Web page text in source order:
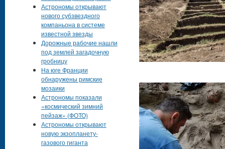
Астрономы открывают
нового субзвездного
компаньона в системе
известной звезды
Дорожные рабочие нашли
под землей загадочную
гробницу
На юге Франции
обнаружены римские
мозаики
Астрономы показали
«космический зимний
пейзаж» (ФОТО)
Астрономы открывают
новую экзопланету-
газового гиганта